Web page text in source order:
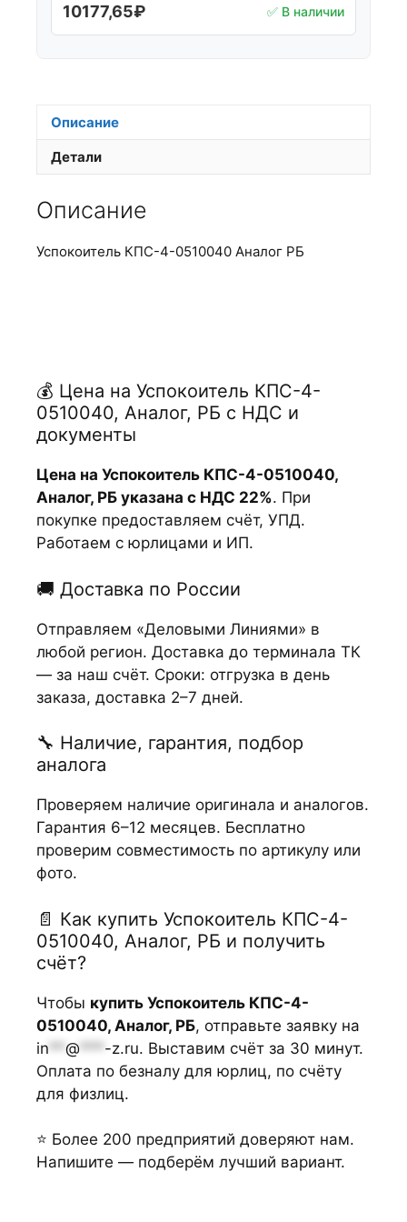
10177,65₽ ✅ В наличии
Описание
Детали
Описание
Успокоитель КПС-4-0510040 Аналог РБ
💰 Цена на Успокоитель КПС-4-
0510040, Аналог, РБ с НДС и
документы
Цена на Успокоитель КПС-4-0510040,
Аналог, РБ указана с НДС 22%. При
покупке предоставляем счёт, УПД.
Работаем с юрлицами и ИП.
🚚 Доставка по России
Отправляем «Деловыми Линиями» в
любой регион. Доставка до терминала ТК
— за наш счёт. Сроки: отгрузка в день
заказа, доставка 2–7 дней.
🔧 Наличие, гарантия, подбор
аналога
Проверяем наличие оригинала и аналогов.
Гарантия 6–12 месяцев. Бесплатно
проверим совместимость по артикулу или
фото.
📄 Как купить Успокоитель КПС-4-
0510040, Аналог, РБ и получить
счёт?
Чтобы купить Успокоитель КПС-4-
0510040, Аналог, РБ, отправьте заявку на
in ** @ *** -z.ru. Выставим счёт за 30 минут.
Оплата по безналу для юрлиц, по счёту
для физлиц.
⭐ Более 200 предприятий доверяют нам.
Напишите — подберём лучший вариант.